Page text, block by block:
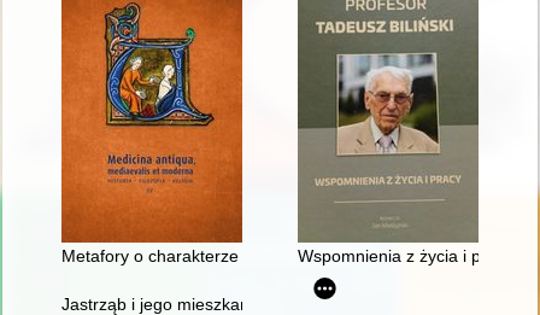
Metafory o charakterze medycznym w listach papieża
Wspomnienia z życia i pracy
Jastrząb i jego mieszkańcy w świetle ksiąg miejskich z XVII